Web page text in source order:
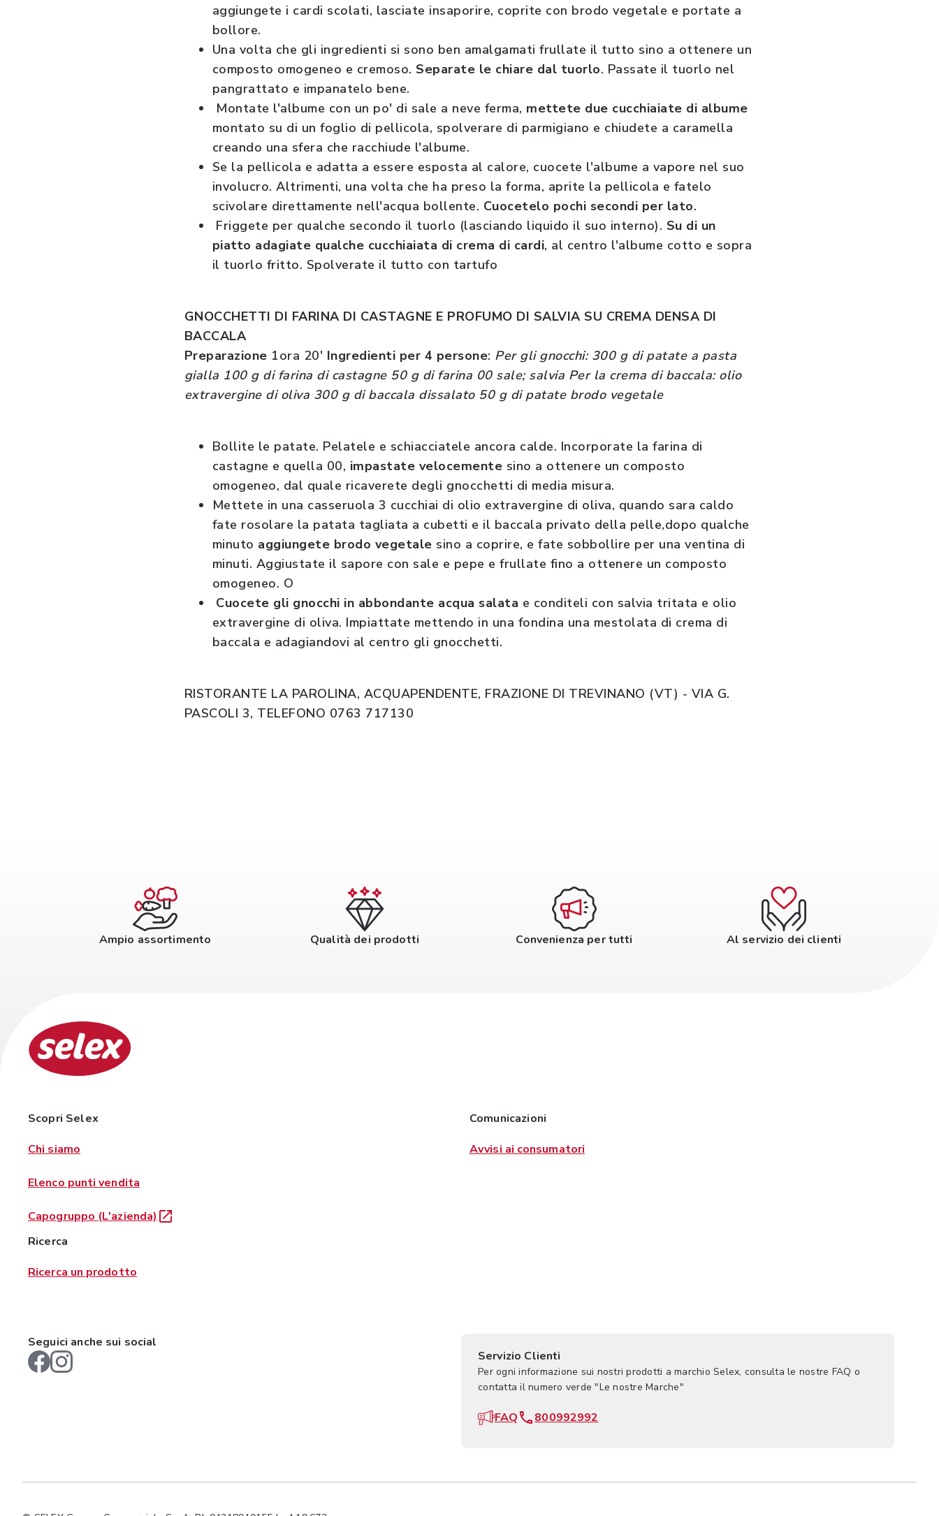
aggiungete i cardi scolati, lasciate insaporire, coprite con brodo vegetale e portate a
bollore.
Una volta che gli ingredienti si sono ben amalgamati frullate il tutto sino a ottenere un
composto omogeneo e cremoso. Separate le chiare dal tuorlo. Passate il tuorlo nel
pangrattato e impanatelo bene.
Montate l'albume con un po' di sale a neve ferma, mettete due cucchiaiate di albume
montato su di un foglio di pellicola, spolverare di parmigiano e chiudete a caramella
creando una sfera che racchiude l'albume.
Se la pellicola e adatta a essere esposta al calore, cuocete l'albume a vapore nel suo
involucro. Altrimenti, una volta che ha preso la forma, aprite la pellicola e fatelo
scivolare direttamente nell'acqua bollente. Cuocetelo pochi secondi per lato.
Friggete per qualche secondo il tuorlo (lasciando liquido il suo interno). Su di un
piatto adagiate qualche cucchiaiata di crema di cardi, al centro l'albume cotto e sopra
il tuorlo fritto. Spolverate il tutto con tartufo
GNOCCHETTI DI FARINA DI CASTAGNE E PROFUMO DI SALVIA SU CREMA DENSA DI
BACCALA
Preparazione 1ora 20' Ingredienti per 4 persone: Per gli gnocchi: 300 g di patate a pasta
gialla 100 g di farina di castagne 50 g di farina 00 sale; salvia Per la crema di baccala: olio
extravergine di oliva 300 g di baccala dissalato 50 g di patate brodo vegetale
Bollite le patate. Pelatele e schiacciatele ancora calde. Incorporate la farina di
castagne e quella 00, impastate velocemente sino a ottenere un composto
omogeneo, dal quale ricaverete degli gnocchetti di media misura.
Mettete in una casseruola 3 cucchiai di olio extravergine di oliva, quando sara caldo
fate rosolare la patata tagliata a cubetti e il baccala privato della pelle,dopo qualche
minuto aggiungete brodo vegetale sino a coprire, e fate sobbollire per una ventina di
minuti. Aggiustate il sapore con sale e pepe e frullate fino a ottenere un composto
omogeneo. O
Cuocete gli gnocchi in abbondante acqua salata e conditeli con salvia tritata e olio
extravergine di oliva. Impiattate mettendo in una fondina una mestolata di crema di
baccala e adagiandovi al centro gli gnocchetti.
RISTORANTE LA PAROLINA, ACQUAPENDENTE, FRAZIONE DI TREVINANO (VT) - VIA G.
PASCOLI 3, TELEFONO 0763 717130
Ampio assortimento Qualità dei prodotti Convenienza per tutti Al servizio dei clienti
Scopri Selex
Chi siamo
Elenco punti vendita
Capogruppo (L'azienda)
Comunicazioni
Avvisi ai consumatori
Ricerca
Ricerca un prodotto
Seguici anche sui social
Servizio Clienti
Per ogni informazione sui nostri prodotti a marchio Selex, consulta le nostre FAQ o
contatta il numero verde "Le nostre Marche"
FAQ 800992992